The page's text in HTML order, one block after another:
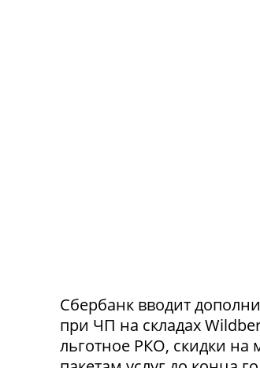
Сбербанк вводит
при ЧП на складах
льготное РКО, скидки